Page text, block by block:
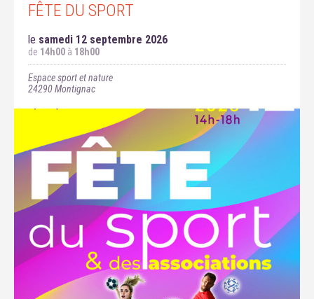
FÊTE DU SPORT
le samedi 12 septembre 2026
de 14h00 à 18h00
Espace sport et nature
24290Montignac